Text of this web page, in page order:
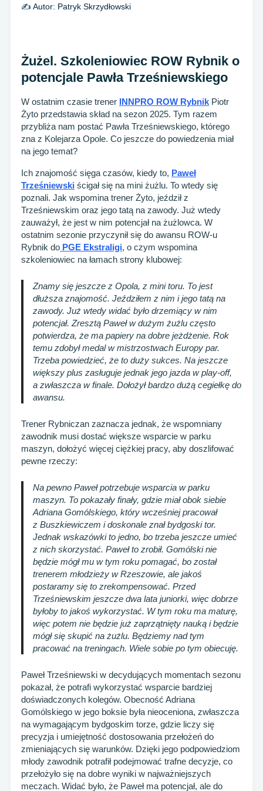
✍️ Autor: Patryk Skrzydłowski
Żużel. Szkoleniowiec ROW Rybnik o
potencjale Pawła Trześniewskiego
W ostatnim czasie trener INNPRO ROW Rybnik Piotr
Żyto przedstawia skład na sezon 2025. Tym razem
przybliża nam postać Pawła Trześniewskiego, którego
zna z Kolejarza Opole. Co jeszcze do powiedzenia miał
na jego temat?
Ich znajomość sięga czasów, kiedy to, Paweł
Trześniewski ścigał się na mini żużlu. To wtedy się
poznali. Jak wspomina trener Żyto, jeździł z
Trześniewskim oraz jego tatą na zawody. Już wtedy
zauważył, że jest w nim potencjał na żużlowca. W
ostatnim sezonie przyczynił się do awansu ROW-u
Rybnik do PGE Ekstraligi, o czym wspomina
szkoleniowiec na łamach strony klubowej:
Znamy się jeszcze z Opola, z mini toru. To jest
dłuższa znajomość. Jeździłem z nim i jego tatą na
zawody. Już wtedy widać było drzemiący w nim
potencjał. Zresztą Paweł w dużym żużlu często
potwierdza, że ma papiery na dobre jeżdżenie. Rok
temu zdobył medal w mistrzostwach Europy par.
Trzeba powiedzieć, że to duży sukces. Na jeszcze
większy plus zasługuje jednak jego jazda w play-off,
a zwłaszcza w finale. Dołożył bardzo dużą cegiełkę do
awansu.
Trener Rybniczan zaznacza jednak, że wspomniany
zawodnik musi dostać większe wsparcie w parku
maszyn, dołożyć więcej ciężkiej pracy, aby doszlifować
pewne rzeczy:
Na pewno Paweł potrzebuje wsparcia w parku
maszyn. To pokazały finały, gdzie miał obok siebie
Adriana Gomólskiego, który wcześniej pracował
z Buszkiewiczem i doskonale znał bydgoski tor.
Jednak wskazówki to jedno, bo trzeba jeszcze umieć
z nich skorzystać. Paweł to zrobił. Gomólski nie
będzie mógł mu w tym roku pomagać, bo został
trenerem młodzieży w Rzeszowie, ale jakoś
postaramy się to zrekompensować. Przed
Trześniewskim jeszcze dwa lata juniorki, więc dobrze
byłoby to jakoś wykorzystać. W tym roku ma maturę,
więc potem nie będzie już zaprzątnięty nauką i będzie
mógł się skupić na żużlu. Będziemy nad tym
pracować na treningach. Wiele sobie po tym obiecuję.
Paweł Trześniewski w decydujących momentach sezonu
pokazał, że potrafi wykorzystać wsparcie bardziej
doświadczonych kolegów. Obecność Adriana
Gomólskiego w jego boksie była nieoceniona, zwłaszcza
na wymagającym bydgoskim torze, gdzie liczy się
precyzja i umiejętność dostosowania przełożeń do
zmieniających się warunków. Dzięki jego podpowiedziom
młody zawodnik potrafił podejmować trafne decyzje, co
przełożyło się na dobre wyniki w najważniejszych
meczach. Widać było, że Paweł ma potencjał, ale do